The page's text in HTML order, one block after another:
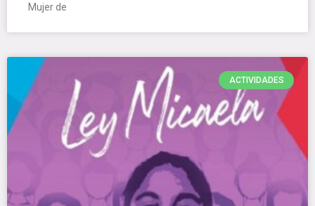
Mujer de
ACTIVIDADES